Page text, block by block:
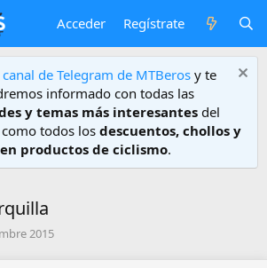
Acceder Regístrate
canal de Telegram de MTBeros y te
informado con todas las
y temas más interesantes del
todos los descuentos, chollos y
productos de ciclismo.
2015